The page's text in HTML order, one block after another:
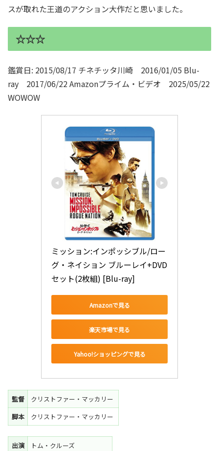
スが取れた王道のアクション大作だと思いました。
☆☆☆
鑑賞日: 2015/08/17 チネチッタ川崎 2016/01/05 Blu-
ray 2017/06/22 Amazonプライム・ビデオ 2025/05/22
WOWOW
ミッション:インポッシブル/ロー
グ・ネイション ブルーレイ+DVD
セット(2枚組) [Blu-ray]
Amazonで見る
楽天市場で見る
Yahoo!ショッピングで見る
監督
クリストファー・マッカリー
脚本
クリストファー・マッカリー
出演
トム・クルーズ